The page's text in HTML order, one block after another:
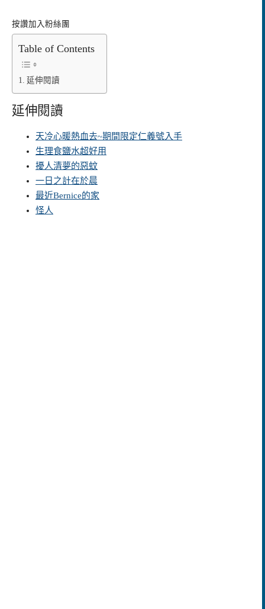
按讚加入粉絲團
Table of Contents
延伸閱讀
延伸閱讀
天冷心暖熱血去~期間限定仁義號入手
生理食鹽水超好用
擾人清夢的惡蚊
一日之計在於晨
最近Bernice的家
怪人